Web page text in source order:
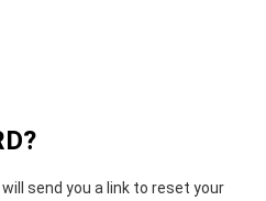
send you a link to reset your